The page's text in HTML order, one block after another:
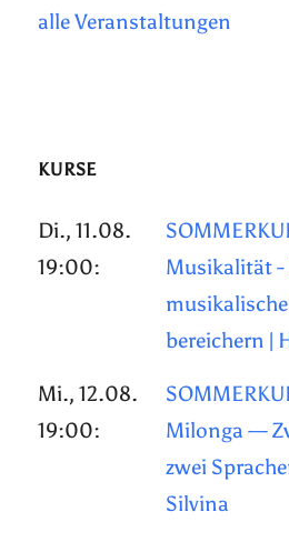
alle Veranstaltungen
KURSE
Di., 11.08.
19:00:
Musikalität -
bereichern |
Mi., 12.08.
19:00:
Milonga —
zwei
Silvina